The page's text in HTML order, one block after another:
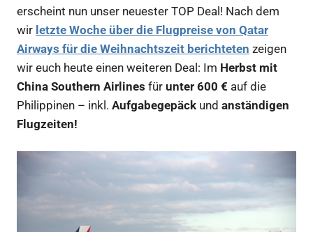
erscheint nun unser neuester TOP Deal! Nach dem
wir letzte Woche über die Flugpreise von Qatar
Airways für die Weihnachtszeit berichteten zeigen
wir euch heute einen weiteren Deal: Im Herbst mit
China Southern Airlines für unter 600 € auf die
Philippinen – inkl. Aufgabegepäck und anständigen
Flugzeiten!